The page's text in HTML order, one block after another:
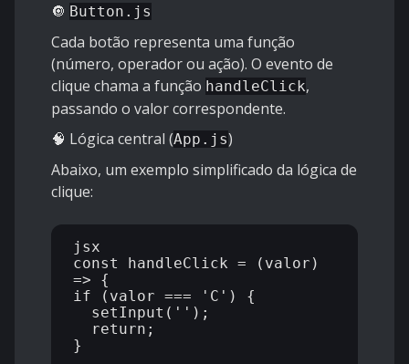
🔘 Button.js
Cada botão representa uma função
(número, operador ou ação). O evento de
clique chama a função handleClick,
passando o valor correspondente.
🧠 Lógica central (App.js)
Abaixo, um exemplo simplificado da lógica de
clique:
jsx
const handleClick = (valor)
=> {
if (valor === 'C') {
}